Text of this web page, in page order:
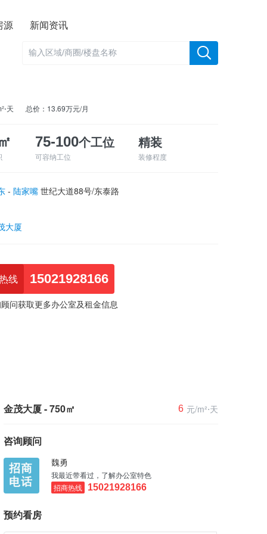
源 新闻资讯
天 总价：13.69万元/月
75-100个工位
可容纳工位
精装
装修程度
- 陆家嘴 世纪大道88号/东泰路
大厦
线 15021928166
问获取更多办公室及租金信息
金茂大厦 - 750㎡ 6 元/m²⋅天
咨询顾问
魏勇
我最近带看过，了解办公室特色
招商热线 15021928166
预约看房